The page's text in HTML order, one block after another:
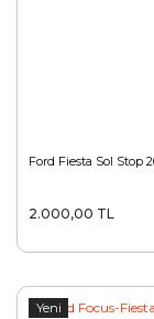
Ford Fiesta Sol Stop
2.000,00 TL
Yeni